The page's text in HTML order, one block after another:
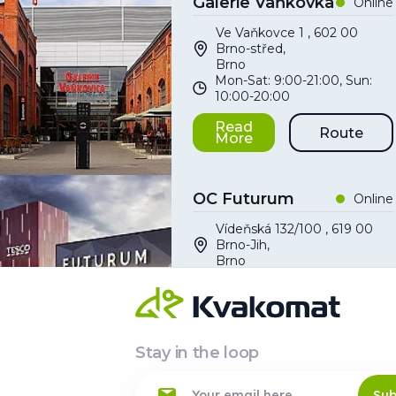
Ve Vaňkovce 1 , 602 00
Brno-střed,
Brno
Mon-Sat: 9:00-21:00, Sun:
10:00-20:00
Read
More Route
OC Futurum
Online
Vídeňská 132/100 , 619 00
Brno-Jih,
Brno
Read
More Route
Stay in the loop